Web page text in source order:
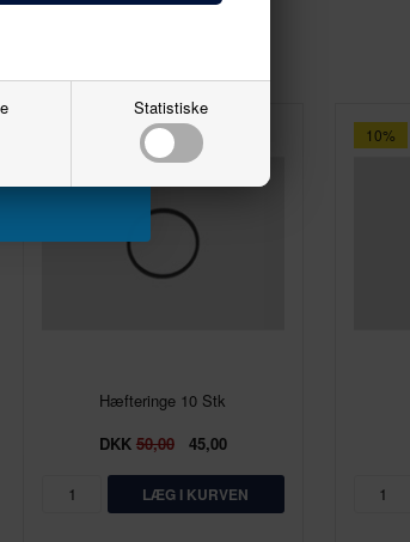
Statistiske
Hæfteringe 10 Stk
DKK 50,00 45,00
10%